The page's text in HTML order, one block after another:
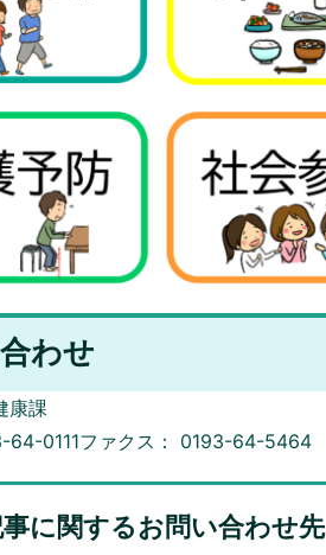
わせ
康課
64-0111ファクス： 0193-64-5464
に関するお問い合わせ先